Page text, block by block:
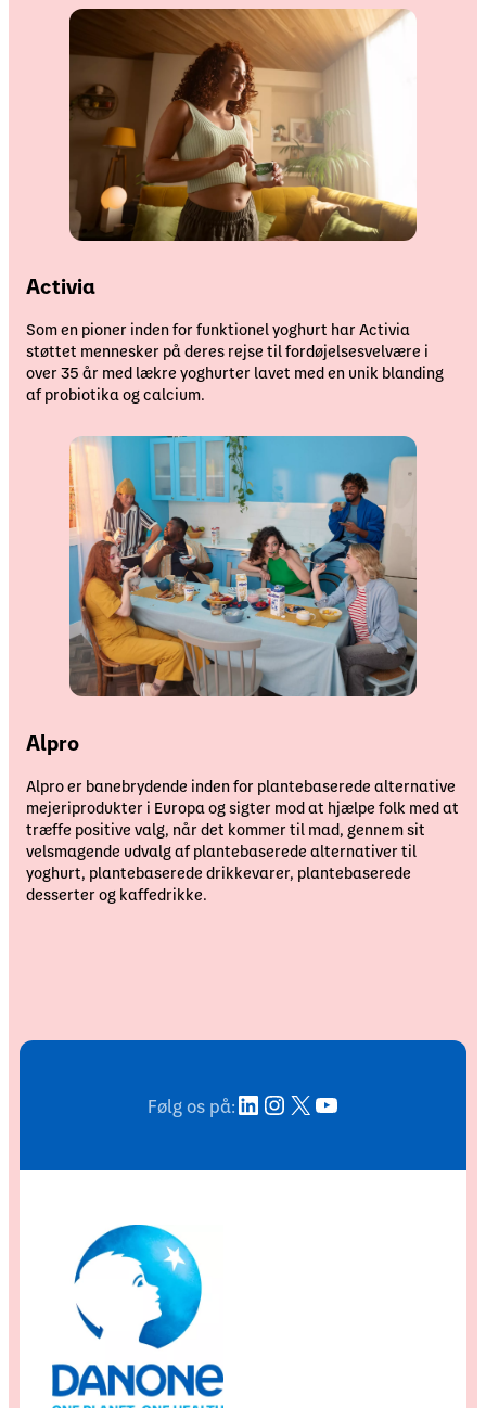
Activia
Som en pioner inden for funktionel yoghurt har Activia
støttet mennesker på deres rejse til fordøjelsesvelvære i
over 35 år med lækre yoghurter lavet med en unik blanding
af probiotika og calcium.
Alpro
Alpro er banebrydende inden for plantebaserede alternative
mejeriprodukter i Europa og sigter mod at hjælpe folk med at
træffe positive valg, når det kommer til mad, gennem sit
velsmagende udvalg af plantebaserede alternativer til
yoghurt, plantebaserede drikkevarer, plantebaserede
desserter og kaffedrikke.
Følg os på:LinkedIn
Instagram
X YouTube